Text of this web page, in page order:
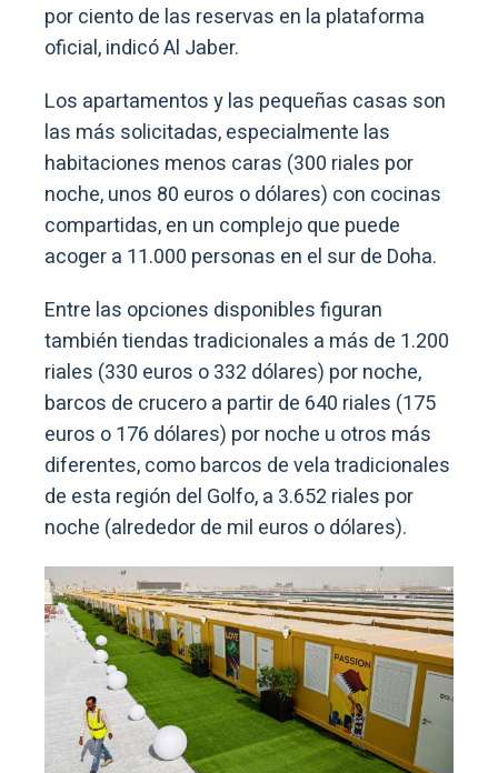
por ciento de las reservas en la plataforma
oficial, indicó Al Jaber.
Los apartamentos y las pequeñas casas son
las más solicitadas, especialmente las
habitaciones menos caras (300 riales por
noche, unos 80 euros o dólares) con cocinas
compartidas, en un complejo que puede
acoger a 11.000 personas en el sur de Doha.
Entre las opciones disponibles figuran
también tiendas tradicionales a más de 1.200
riales (330 euros o 332 dólares) por noche,
barcos de crucero a partir de 640 riales (175
euros o 176 dólares) por noche u otros más
diferentes, como barcos de vela tradicionales
de esta región del Golfo, a 3.652 riales por
noche (alrededor de mil euros o dólares).